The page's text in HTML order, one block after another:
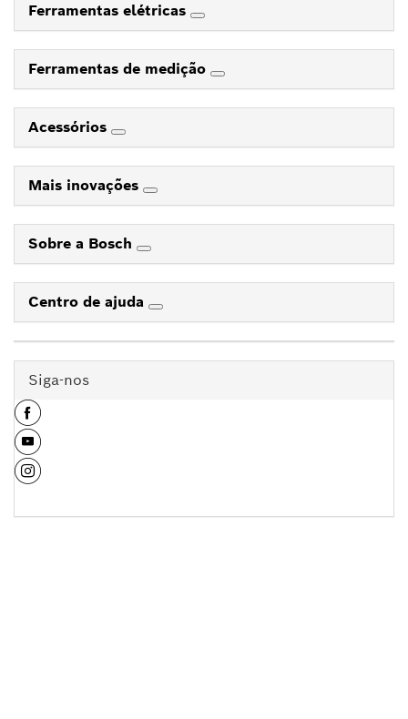
Ferramentas elétricas
Ferramentas de medição
Acessórios
Mais inovações
Sobre a Bosch
Centro de ajuda
Siga-nos